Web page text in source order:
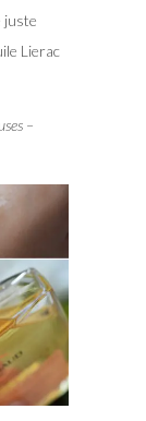
juste
Lierac
–